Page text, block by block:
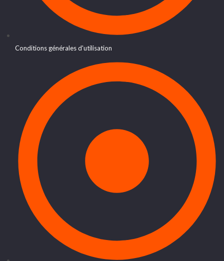
Conditions générales d'utilisation